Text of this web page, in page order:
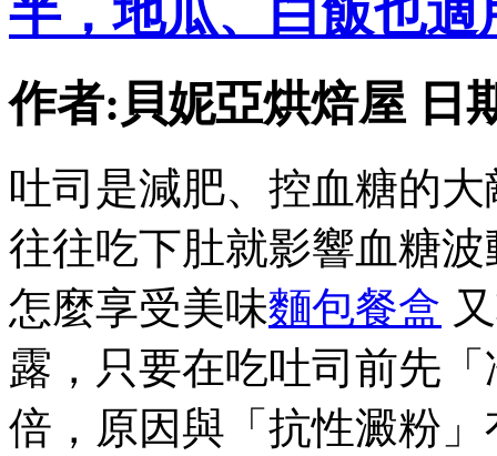
半，地瓜、白飯也適
作者:貝妮亞烘焙屋 日
吐司是減肥、控血糖的
往往吃下肚就影響血糖
怎麼享受美味麵包餐盒
露，只要在吃吐司前先
倍，原因與「抗性澱粉」